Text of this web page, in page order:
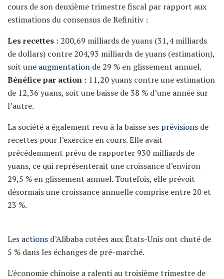
cours de son deuxième trimestre fiscal par rapport aux
estimations du consensus de Refinitiv :
Les recettes : 200,69 milliards de yuans (31,4 milliards
de dollars) contre 204,93 milliards de yuans (estimation),
soit une augmentation de 29 % en glissement annuel.
Bénéfice par action : 11,20 yuans contre une estimation
de 12,36 yuans, soit une baisse de 38 % d’une année sur
l’autre.
La société a également revu à la baisse ses prévisions de
recettes pour l’exercice en cours. Elle avait
précédemment prévu de rapporter 930 milliards de
yuans, ce qui représenterait une croissance d’environ
29,5 % en glissement annuel. Toutefois, elle prévoit
désormais une croissance annuelle comprise entre 20 et
23 %.
Les actions d’Alibaba cotées aux États-Unis ont chuté de
5 % dans les échanges de pré-marché.
L’économie chinoise a ralenti au troisième trimestre de